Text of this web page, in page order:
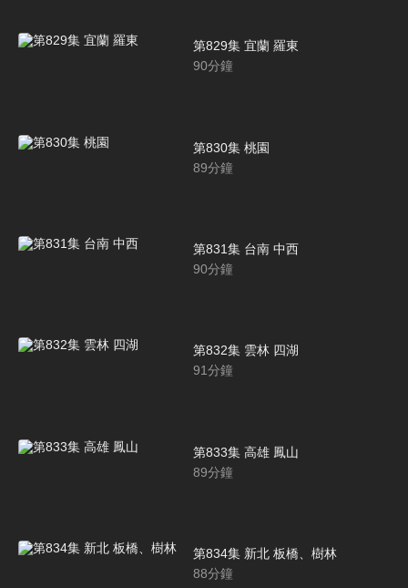
第829集 宜蘭 羅東
90分鐘
第830集 桃園
89分鐘
第831集 台南 中西
90分鐘
第832集 雲林 四湖
91分鐘
第833集 高雄 鳳山
89分鐘
第834集 新北 板橋、樹林
88分鐘